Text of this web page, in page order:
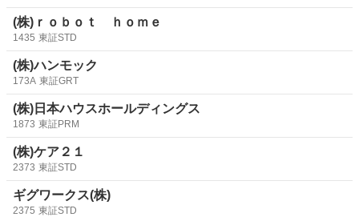
(株)ｒｏｂｏｔ ｈｏｍｅ
1435 東証STD
(株)ハンモック
173A 東証GRT
(株)日本ハウスホールディングス
1873 東証PRM
(株)ケア２１
2373 東証STD
ギグワークス(株)
2375 東証STD